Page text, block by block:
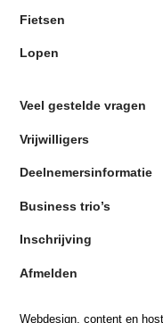
Fietsen
Lopen
Veel gestelde vragen
Vrijwilligers
Deelnemersinformatie
Business trio’s
Inschrijving
Afmelden
Webdesign, content en